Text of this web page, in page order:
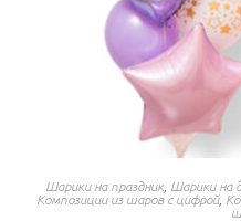
Шарики на праздник, Шарики на
Композиции из шаров с цифрой,